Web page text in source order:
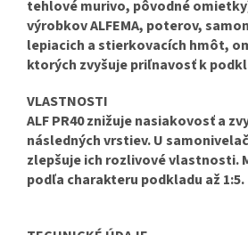
tehlové murivo, pôvodné
výrobkov ALFEMA, poterov,
lepiacich a stierkovacích hmôt,
ktorých zvyšuje priľnavosť k
VLASTNOSTI
ALF PR40 znižuje nasiakovosť a
následných vrstiev. U
zlepšuje ich rozlivové vlastnosti.
podľa charakteru podkladu až 1:5.